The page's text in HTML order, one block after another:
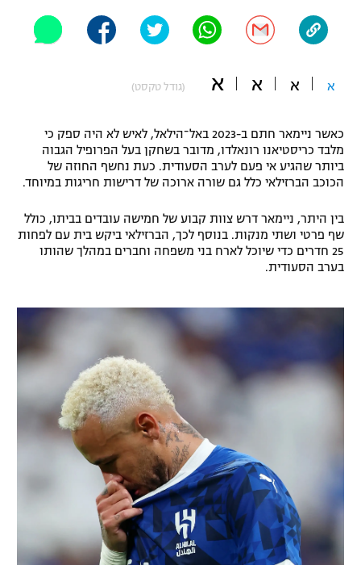
"מחצית בשכונה" – פודקאסט
משתתפים וזוכים בפרסים
תקנון עבור פעילות אלקטרה
טניס
גיימינג E-Sports
תנאי שימוש
רשיון להקרנה פומבית לבית עסק
הצטרפות לחבילת הערוצים
לוח דרושים – ג'ובנט
המגזין
אופניים
פוטבול אמריקאי NFL
בייסבול MLB
ספורט אתגרי ואקסטרים
אומנויות לחימה
גיימינג E-Sports
א א א א (גודל טקסט)
כאשר ניימאר חתם ב-2023 באל־הילאל, לאיש לא היה ספק כי
מלבד כריסטיאנו רונאלדו, מדובר בשחקן בעל הפרופיל הגבוה
ביותר שהגיע אי פעם לערב הסעודית. כעת נחשף החוזה של
הכוכב הברזילאי כלל גם שורה ארוכה של דרישות חריגות במיוחד.
בין היתר, ניימאר דרש צוות קבוע של חמישה עובדים בביתו, כולל
שף פרטי ושתי מנקות. בנוסף לכך, הברזילאי ביקש בית עם לפחות
25 חדרים כדי שיוכל לארח בני משפחה וחברים במהלך שהותו
בערב הסעודית.